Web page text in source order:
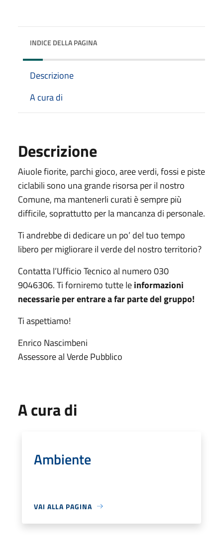
INDICE DELLA PAGINA
Descrizione
A cura di
Descrizione
Aiuole fiorite, parchi gioco, aree verdi, fossi e piste
ciclabili sono una grande risorsa per il nostro
Comune, ma mantenerli curati è sempre più
difficile, soprattutto per la mancanza di personale.
Ti andrebbe di dedicare un po’ del tuo tempo
libero per migliorare il verde del nostro territorio?
Contatta l’Ufficio Tecnico al numero 030
9046306. Ti forniremo tutte leinformazioni
necessarie per entrare a far parte del gruppo!
Ti aspettiamo!
Enrico Nascimbeni
Assessore al Verde Pubblico
A cura di
Ambiente
VAI ALLA PAGINA